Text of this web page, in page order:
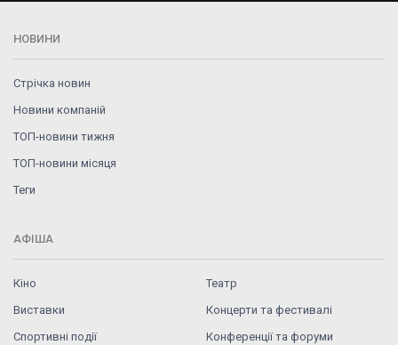
НОВИНИ
Стрічка новин
Новини компаній
ТОП-новини тижня
ТОП-новини місяця
Теги
АФІША
Кіно
Театр
Виставки
Концерти та фестивалі
Спортивні події
Конференції та форуми